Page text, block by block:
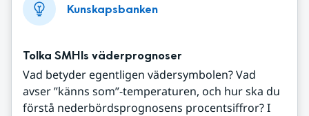
Kunskapsbanken
Tolka SMHIs väderprognoser
Vad betyder egentligen vädersymbolen? Vad
avser ”känns som”-temperaturen, och hur ska du
förstå nederbördsprognosens procentsiffror? I